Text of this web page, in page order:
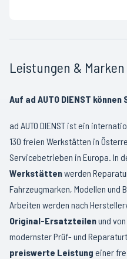
Leistungen & Marken
Auf ad AUTO DIENST
ad AUTO DIENST ist ein
130 freien Werkstätten in
Servicebetrieben in Europa. In
Werkstättenwerden
Fahrzeugmarken, Modellen und
Arbeiten werden nach
Original-Ersatzteilenund
modernster Prüf- und
preiswerte Leistung einer